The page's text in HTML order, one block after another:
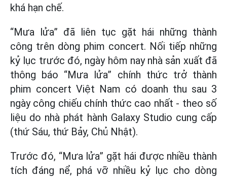
khá hạn chế.
“Mưa lửa” đã liên tục gặt hái những thành
công trên dòng phim concert. Nối tiếp những
kỷ lục trước đó, ngày hôm nay nhà sản xuất đã
thông báo “Mưa lửa” chính thức trở thành
phim concert Việt Nam có doanh thu sau 3
ngày công chiếu chính thức cao nhất - theo số
liệu do nhà phát hành Galaxy Studio cung cấp
(thứ Sáu, thứ Bảy, Chủ Nhật).
Trước đó, “Mưa lửa” gặt hái được nhiều thành
tích đáng nể, phá vỡ nhiều kỷ lục cho dòng